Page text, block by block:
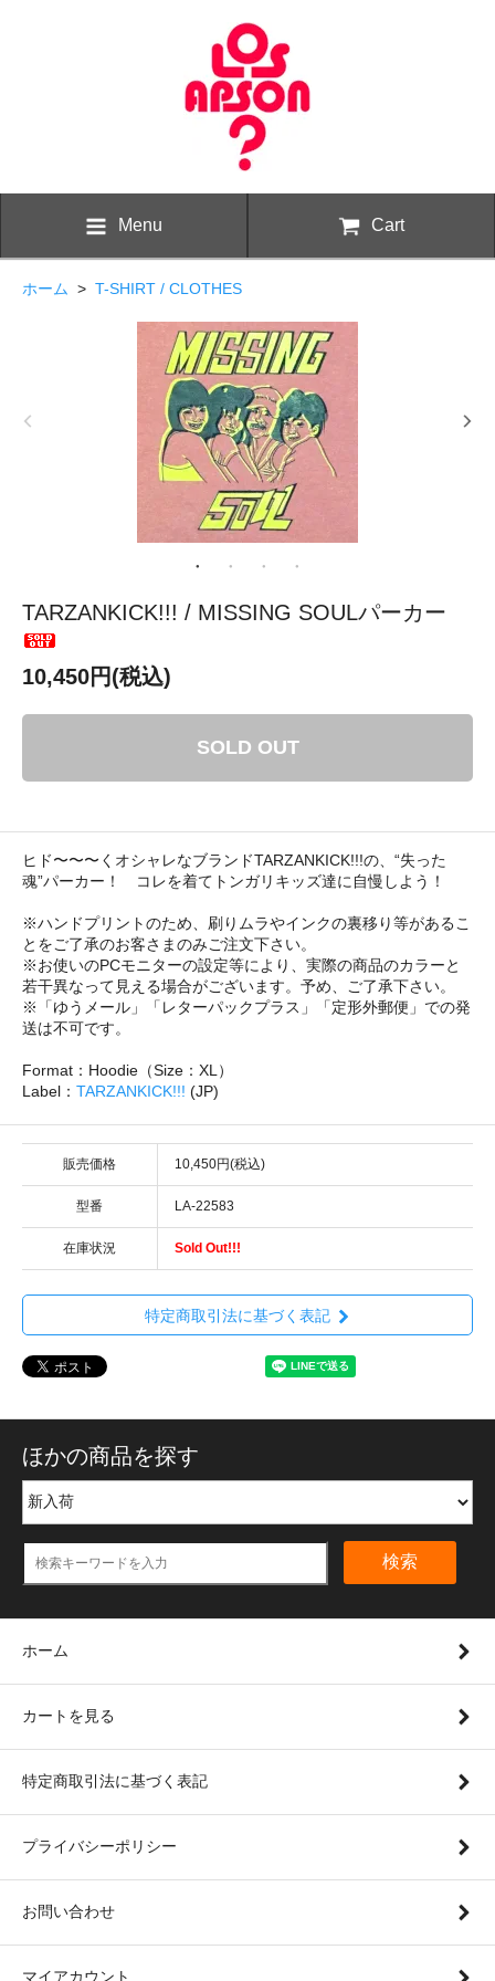
Menu Cart
ホーム > T-SHIRT / CLOTHES
TARZANKICK!!! / MISSING SOULパーカー
10,450円(税込)
SOLD OUT
ヒド〜〜〜くオシャレなブランドTARZANKICK!!!の、“失った
魂”パーカー！ コレを着てトンガリキッズ達に自慢しよう！
※ハンドプリントのため、刷りムラやインクの裏移り等があるこ
とをご了承のお客さまのみご注文下さい。
※お使いのPCモニターの設定等により、実際の商品のカラーと
若干異なって見える場合がございます。予め、ご了承下さい。
※「ゆうメール」「レターパックプラス」「定形外郵便」での発
送は不可です。
Format：Hoodie（Size：XL）
Label： TARZANKICK!!! (JP)
販売価格 10,450円(税込)
型番 LA-22583
在庫状況 Sold Out!!!
特定商取引法に基づく表記
ほかの商品を探す
検索
ホーム
カートを見る
特定商取引法に基づく表記
プライバシーポリシー
お問い合わせ
マイアカウント